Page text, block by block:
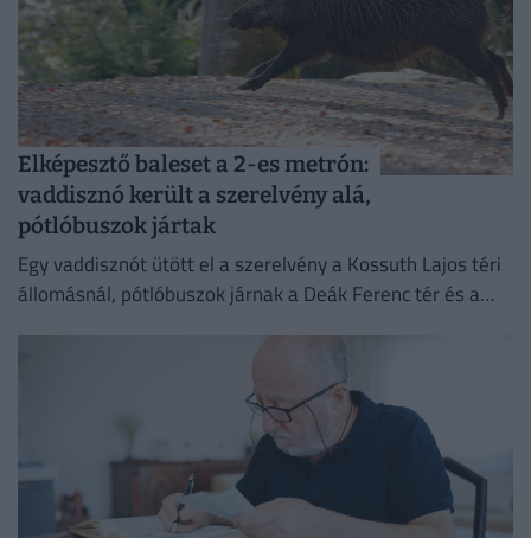
Elképesztő baleset a 2-es metrón:
vaddisznó került a szerelvény alá,
pótlóbuszok jártak
Egy vaddisznót ütött el a szerelvény a Kossuth Lajos téri
állomásnál, pótlóbuszok járnak a Deák Ferenc tér és a